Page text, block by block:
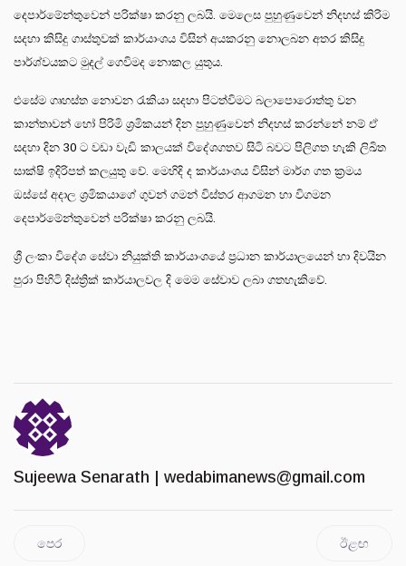
දෙපාර්මේන්තුවෙන් පරික්ෂා කරනු ලබයි. මෙලෙස පුහුණුවෙන් නිදහස් කිරිම
සදහා කිසිදු ගාස්තුවක් කාර්යාංශය විසින් අයකරනු නොලබන අතර කිසිදු
පාර්ශ්වයකට මුදල් ගෙවිමද නොකල යුතුය.
එසේම ගෘහස්ත නොවන රැකියා සදහා පිටත්විමට බලාපොරොත්තු වන
කාන්තාවන් හෝ පිරිමි ශ්‍රමිකයන් දින පුහුණුවෙන් නිදහස් කරන්නේ නම් ඒ
සදහා දින 30 ට වඩා වැඩි කාලයක් විදේශගතව සිටි බවට පිලිගත හැකි ලිඛිත
සාක්ෂි ඉදිරිපත් කලයුතු වේ. මෙහිදි ද කාර්යාංශය විසින් මාර්ග ගත ක්‍රමය
ඔස්සේ අදාල ශ්‍රමිකයාගේ ගුවන් ගමන් විස්තර ආගමන හා විගමන
දෙපාර්මේන්තුවෙන් පරික්ෂා කරනු ලබයි.
ශ්‍රී ලංකා විදේශ සේවා නියුක්ති කාර්යාංශයේ ප්‍රධාන කාර්යාලයෙන් හා දිවයින
පුරා පිහිටි දිස්ත්‍රික් කාර්යාලවල දි මෙම සේවාව ලබා ගතහැකිවේ.
Sujeewa Senarath | wedabimanews@gmail.com
පෙර ඊළඟ